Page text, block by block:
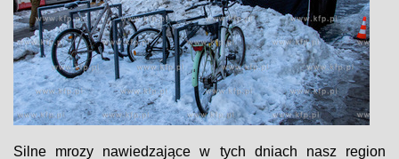
Silne mrozy nawiedzające w tych dniach nasz region